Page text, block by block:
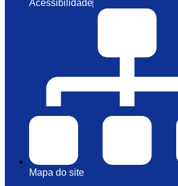
Acessibilidade
Mapa do site